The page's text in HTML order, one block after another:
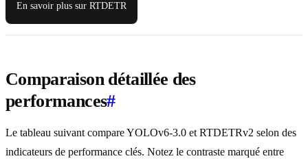
En savoir plus sur RTDETR
Comparaison détaillée des
performances#
Le tableau suivant compare YOLOv6-3.0 et RTDETRv2 selon des
indicateurs de performance clés. Notez le contraste marqué entre